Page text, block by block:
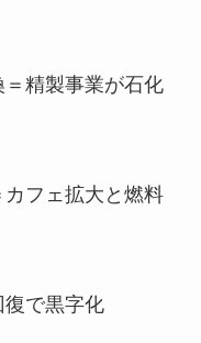
＝精製事業が石化
フェ拡大と燃料
で黒字化